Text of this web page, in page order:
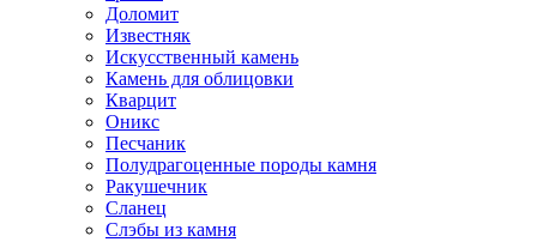
Доломит
Известняк
Искусственный камень
Камень для облицовки
Кварцит
Оникс
Песчаник
Полудрагоценные породы камня
Ракушечник
Сланец
Слэбы из камня